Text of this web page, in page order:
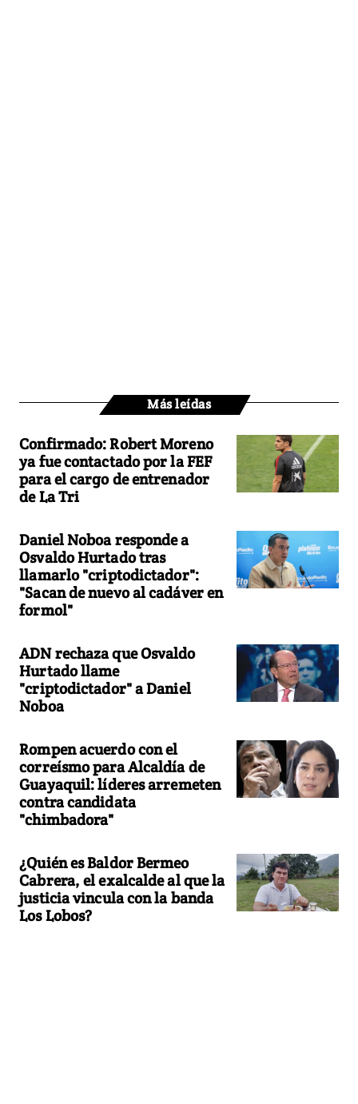
Más leídas
Confirmado: Robert Moreno
ya fue contactado por la FEF
para el cargo de entrenador
de La Tri
Daniel Noboa responde a
Osvaldo Hurtado tras
llamarlo "criptodictador":
"Sacan de nuevo al cadáver en
formol"
ADN rechaza que Osvaldo
Hurtado llame
"criptodictador" a Daniel
Noboa
Rompen acuerdo con el
correísmo para Alcaldía de
Guayaquil: líderes arremeten
contra candidata
"chimbadora"
¿Quién es Baldor Bermeo
Cabrera, el exalcalde al que la
justicia vincula con la banda
Los Lobos?